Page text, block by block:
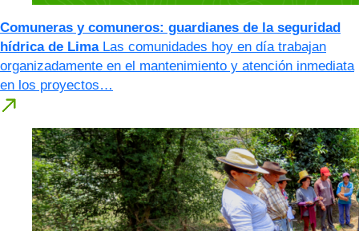
Comuneras y comuneros: guardianes de la seguridad
hídrica de Lima Las comunidades hoy en día trabajan
organizadamente en el mantenimiento y atención inmediata
en los proyectos…